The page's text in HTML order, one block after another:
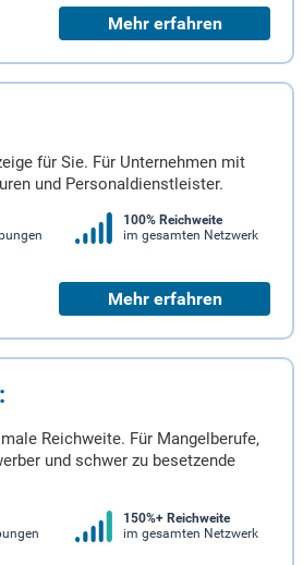
Mehr erfahren
für Sie. Für Unternehmen mit
und Personaldienstleister.
100% Reichweite
im gesamten Netzwerk
Mehr erfahren
Reichweite. Für Mangelberufe,
und schwer zu besetzende
150%+ Reichweite
im gesamten Netzwerk